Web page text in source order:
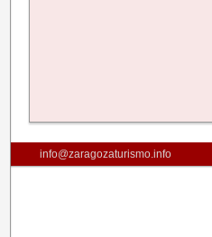
info@zaragozaturismo.info